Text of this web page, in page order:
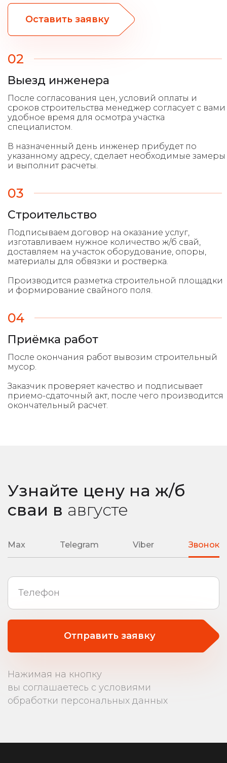
Оставить заявку
02
Выезд инженера
После согласования цен, условий оплаты и
сроков строительства менеджер согласует с вами
удобное время для осмотра участка
специалистом.
В назначенный день инженер прибудет по
указанному адресу, сделает необходимые замеры
и выполнит расчеты.
03
Строительство
Подписываем договор на оказание услуг,
изготавливаем нужное количество ж/б свай,
доставляем на участок оборудование, опоры,
материалы для обвязки и ростверка.
Производится разметка строительной площадки
и формирование свайного поля.
04
Приёмка работ
После окончания работ вывозим строительный
мусор.
Заказчик проверяет качество и подписывает
приемо-сдаточный акт, после чего производится
окончательный расчет.
Узнайте цену на ж/б
сваи в августе
Max Telegram Viber Звонок
Отправить заявку
Нажимая на кнопку
вы соглашаетесь с условиями
обработки персональных данных